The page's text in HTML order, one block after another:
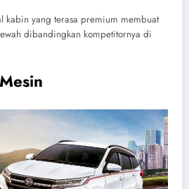
kabin yang terasa premium membuat
dibandingkan kompetitornya di